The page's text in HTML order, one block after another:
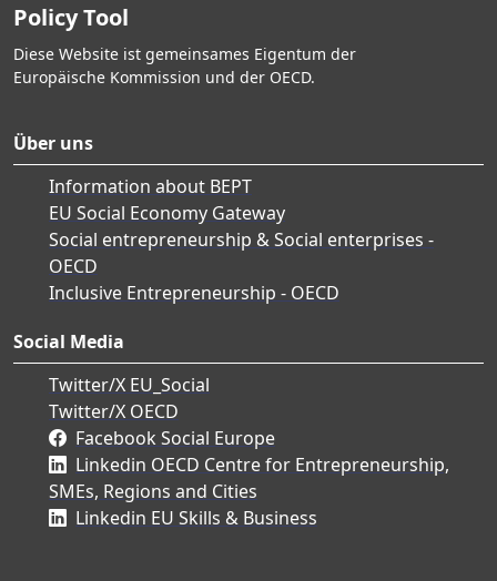
Policy Tool
Diese Website ist gemeinsames Eigentum der
Europäische Kommission und der OECD.
Über uns
Information about BEPT
EU Social Economy Gateway
Social entrepreneurship & Social enterprises -
OECD
Inclusive Entrepreneurship - OECD
Social Media
Twitter/X EU_Social
Twitter/X OECD
Facebook Social Europe
Linkedin OECD Centre for Entrepreneurship,
SMEs, Regions and Cities
Linkedin EU Skills & Business